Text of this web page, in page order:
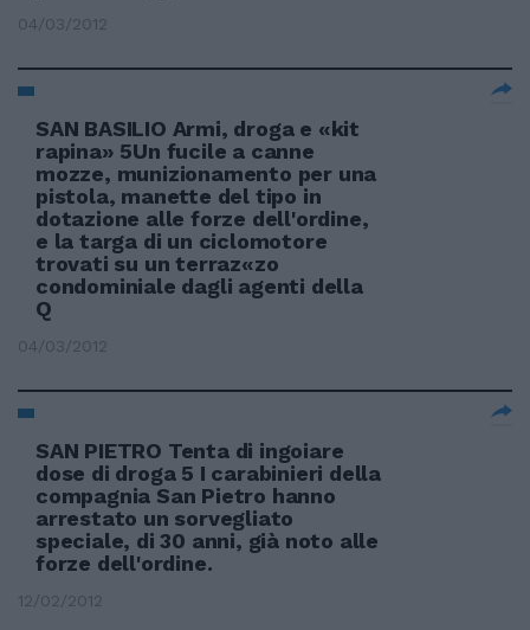
04/03/2012
SAN BASILIO Armi, droga e «kit
rapina» 5Un fucile a canne
mozze, munizionamento per una
pistola, manette del tipo in
dotazione alle forze dell'ordine,
e la targa di un ciclomotore
trovati su un terraz«zo
condominiale dagli agenti della
Q
04/03/2012
SAN PIETRO Tenta di ingoiare
dose di droga 5 I carabinieri della
compagnia San Pietro hanno
arrestato un sorvegliato
speciale, di 30 anni, già noto alle
forze dell'ordine.
12/02/2012